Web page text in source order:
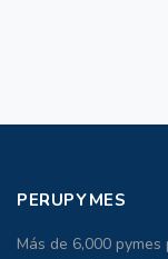
PERUPYMES
Más de 6,000